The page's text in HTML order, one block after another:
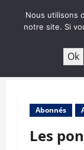
Abonnés
Les
Nous utilisons
notre site. Si
Ok